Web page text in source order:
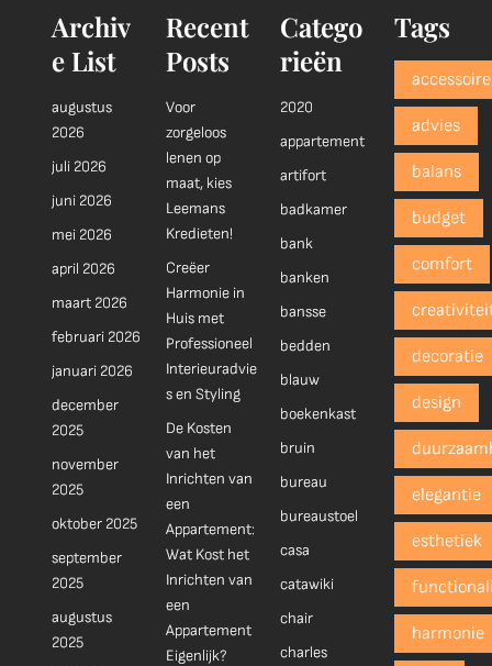
Archiv
e List
augustus
2026
juli 2026
juni 2026
mei 2026
april 2026
maart 2026
februari 2026
januari 2026
december
2025
november
2025
oktober 2025
september
2025
augustus
2025
Recent
Posts
Voor
zorgeloos
lenen op
maat, kies
Leemans
Kredieten!
Creëer
Harmonie in
Huis met
Professioneel
Interieuradvie
s en Styling
De Kosten
van het
Inrichten van
een
Appartement:
Wat Kost het
Inrichten van
een
Appartement
Eigenlijk?
Catego
rieën
2020
appartement
artifort
badkamer
bank
banken
bansse
bedden
blauw
boekenkast
bruin
bureau
bureaustoel
casa
catawiki
chair
charles
Tags
advies
balans
budget
comfort
decoratie
design
elegantie
esthetiek
harmonie